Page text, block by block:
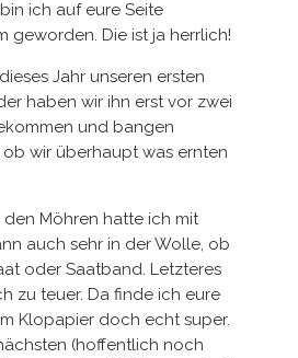
ich auf eure Seite
geworden. Die ist ja herrlich!
Jahr unseren ersten
haben wir ihn erst vor zwei
und bangen
wir überhaupt was ernten
den Möhren hatte ich mit
auch sehr in der Wolle, ob
oder Saatband. Letzteres
zu teuer. Da finde ich eure
Klopapier doch echt super.
(hoffentlich noch